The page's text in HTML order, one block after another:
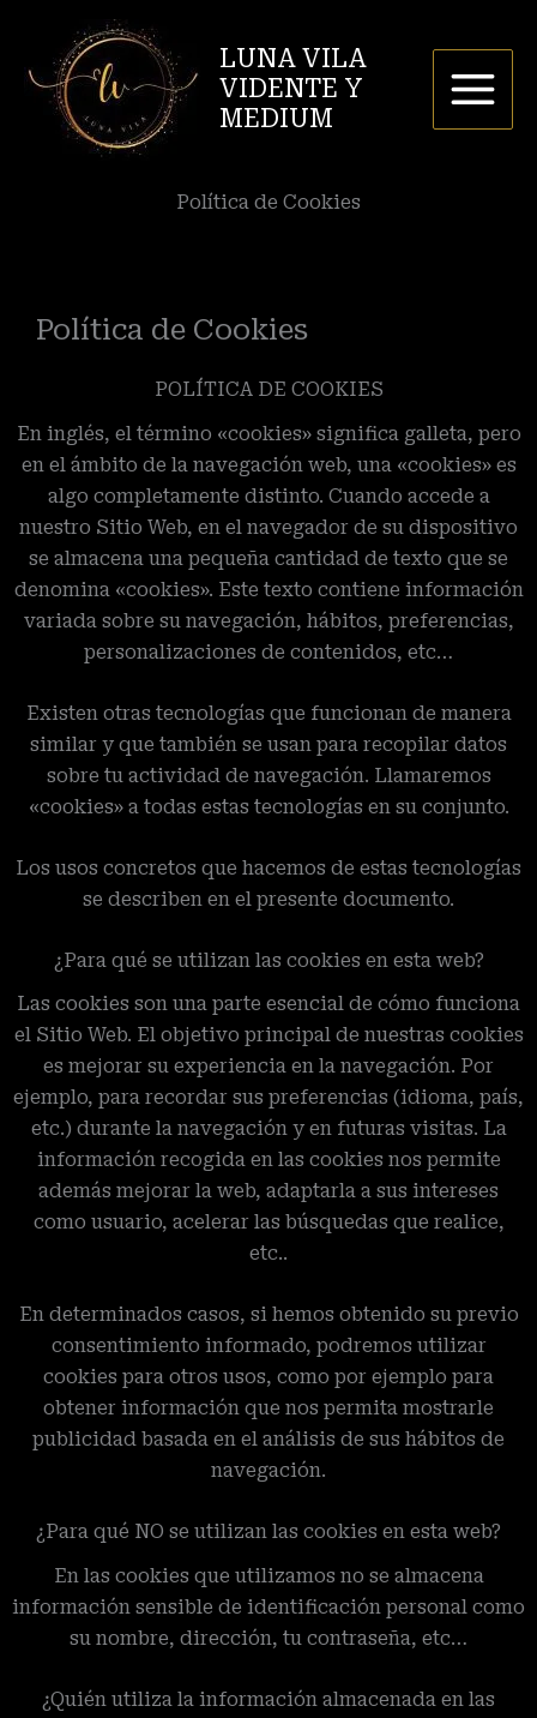
contenido
LUNA VILA
VIDENTE Y
MEDIUM
Política de Cookies
Política de Cookies
POLÍTICA DE COOKIES
En inglés, el término «cookies» significa galleta, pero
en el ámbito de la navegación web, una «cookies» es
algo completamente distinto. Cuando accede a
nuestro Sitio Web, en el navegador de su dispositivo
se almacena una pequeña cantidad de texto que se
denomina «cookies». Este texto contiene información
variada sobre su navegación, hábitos, preferencias,
personalizaciones de contenidos, etc…
Existen otras tecnologías que funcionan de manera
similar y que también se usan para recopilar datos
sobre tu actividad de navegación. Llamaremos
«cookies» a todas estas tecnologías en su conjunto.
Los usos concretos que hacemos de estas tecnologías
se describen en el presente documento.
¿Para qué se utilizan las cookies en esta web?
Las cookies son una parte esencial de cómo funciona
el Sitio Web. El objetivo principal de nuestras cookies
es mejorar su experiencia en la navegación. Por
ejemplo, para recordar sus preferencias (idioma, país,
etc.) durante la navegación y en futuras visitas. La
información recogida en las cookies nos permite
además mejorar la web, adaptarla a sus intereses
como usuario, acelerar las búsquedas que realice,
etc..
En determinados casos, si hemos obtenido su previo
consentimiento informado, podremos utilizar
cookies para otros usos, como por ejemplo para
obtener información que nos permita mostrarle
publicidad basada en el análisis de sus hábitos de
navegación.
¿Para qué NO se utilizan las cookies en esta web?
En las cookies que utilizamos no se almacena
información sensible de identificación personal como
su nombre, dirección, tu contraseña, etc…
¿Quién utiliza la información almacenada en las